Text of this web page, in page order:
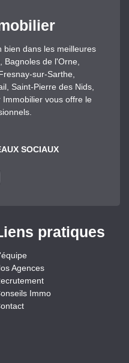
bien dans les meilleures
Bagnoles de l'Orne,
sur-Sarthe,
Saint-Pierre des Nids,
vous offre le
SOCIAUX
pratiques
Agences
Immo